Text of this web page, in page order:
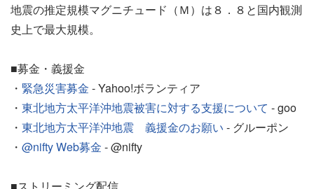
地震の推定規模マグニチュード（Ｍ）は８．８と国内観測
史上で最大規模。
■募金・義援金
・ 緊急災害募金 - Yahoo!ボランティア
・ 東北地方太平洋沖地震被害に対する支援について - goo
・ 東北地方太平洋沖地震 義援金のお願い - グルーポン
・ @nifty Web募金 - @nifty
■ストリーミング配信